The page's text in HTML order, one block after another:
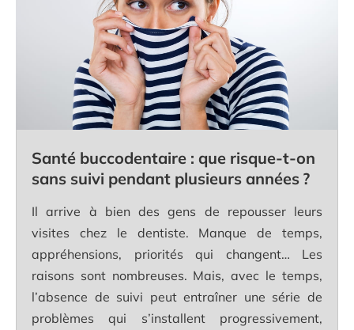
Santé buccodentaire : que risque-t-on
sans suivi pendant plusieurs années ?
Il arrive à bien des gens de repousser leurs
visites chez le dentiste. Manque de temps,
appréhensions, priorités qui changent… Les
raisons sont nombreuses. Mais, avec le temps,
l’absence de suivi peut entraîner une série de
problèmes qui s’installent progressivement,